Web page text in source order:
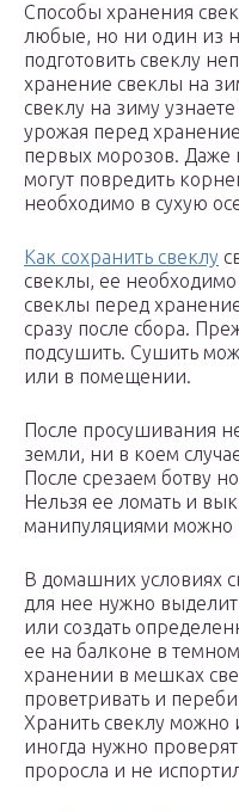
Способы хранения
любые, но ни один из
подготовить свеклу
хранение свеклы на
свеклу на зиму
урожая перед
первых морозов. Даже
могут повредить
необходимо в сухую
Как сохранить свеклу
свеклы, ее необходимо
свеклы перед
сразу после сбора.
подсушить. Сушить
или в помещении.
После просушивания
земли, ни в коем
После срезаем ботву
Нельзя ее ломать и
манипуляциями можно
В домашних условиях
для нее нужно
или создать
ее на балконе в
хранении в мешках
проветривать и
Хранить свеклу можно
иногда нужно
проросла и не